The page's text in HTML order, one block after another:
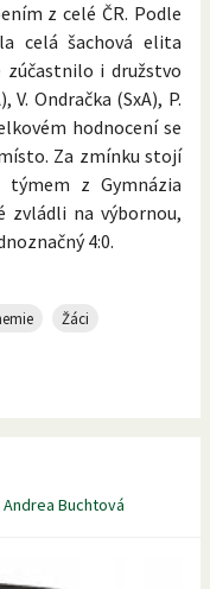
z celé ČR. Podle
celá šachová elita
zúčastnilo i družstvo
V. Ondračka (SxA), P.
hodnocení se
Za zmínku stojí
z Gymnázia
zvládli na výbornou,
4:0.
Žáci
Andrea Buchtová